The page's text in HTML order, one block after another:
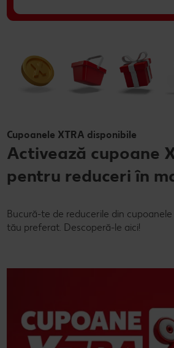
Cupoanele XTRA disponibile
Activează cupoane
pentru reduceri în
Bucură-te de reducerile din
tău preferat. Descoperă-le aici!